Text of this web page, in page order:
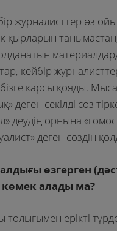
журналисттер өз
қырларын
кейбір
қарсы қояды.
деген секілді сөз
деудің орнына
деген сөздің
өзгерген
алады ма?
ерікті